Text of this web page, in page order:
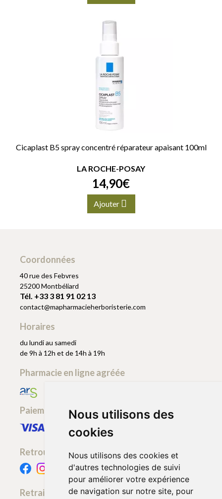
Nous utilisons des
cookies
Nous utilisons des cookies et
d'autres technologies de suivi
pour améliorer votre expérience
de navigation sur notre site, pour
Cicaplast B5 spray concentré réparateur apaisant 100ml
LA ROCHE-POSAY
14,90€
Ajouter
Coordonnées
40 rue des Febvres
25200 Montbéliard
Tél. +33 3 81 91 02 13
contact@mapharmacieherboristerie.com
Horaires
du lundi au samedi
de 9h à 12h et de 14h à 19h
Pharmacie en ligne agréée
Paiement sécurisé
Retrouvez-nous
Retrait - Livraison